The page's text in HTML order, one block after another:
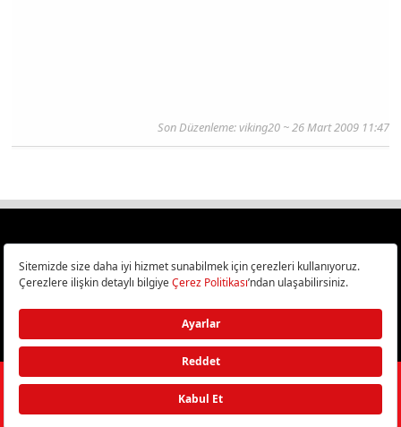
Son Düzenleme: viking20 ~ 26 Mart 2009 11:47
Türkiye
Bilişim ve Teknoloji Haberleri CHIP Online’da!
©2026Doğan Burda Dergi Yayıncılık ve Pazarlama A.Ş./ Tüm hakları
saklıdır.